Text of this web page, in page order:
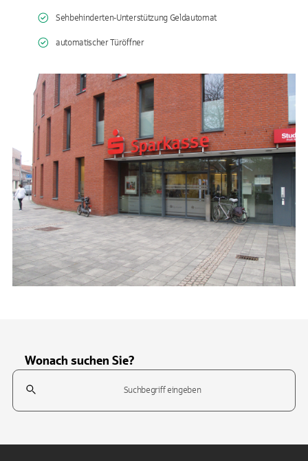
Sehbehinderten-Unterstützung Geldautomat
automatischer Türöffner
Wonach suchen Sie?
Suchfeld